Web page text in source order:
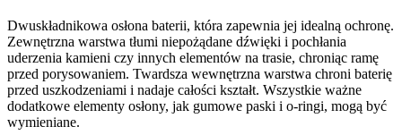
Dwuskładnikowa osłona baterii, która zapewnia jej idealną ochronę.
Zewnętrzna warstwa tłumi niepożądane dźwięki i pochłania
uderzenia kamieni czy innych elementów na trasie, chroniąc ramę
przed porysowaniem. Twardsza wewnętrzna warstwa chroni baterię
przed uszkodzeniami i nadaje całości kształt. Wszystkie ważne
dodatkowe elementy osłony, jak gumowe paski i o-ringi, mogą być
wymieniane.